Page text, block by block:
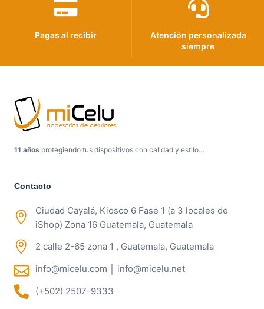
Pagas al recibir
Atención personalizada
siempre
11 años protegiendo tus dispositivos con calidad y estilo…
Contacto
Ciudad Cayalá, Kiosco 6 Fase 1 (a 3 locales de
iShop) Zona 16 Guatemala, Guatemala
2 calle 2-65 zona 1 , Guatemala, Guatemala
info@micelu.com │ info@micelu.net
(+502) 2507-9333